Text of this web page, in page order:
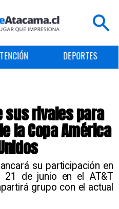
DEPORTES
sus rivales para
la Copa América
su participación en
21 de junio en el AT&T
grupo con el actual